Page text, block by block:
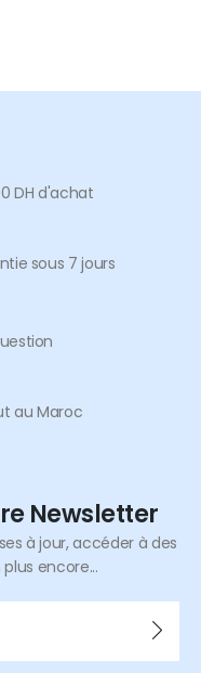
DH d'achat
sous 7 jours
au Maroc
Newsletter
à jour, accéder à des
encore...